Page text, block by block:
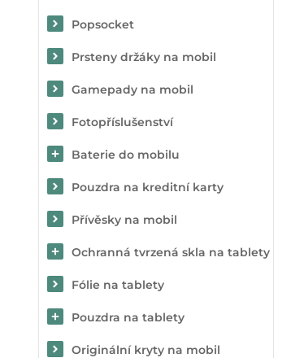
Popsocket
Prsteny držáky na mobil
Gamepady na mobil
Fotopříslušenství
Baterie do mobilu
Pouzdra na kreditní karty
Přívěsky na mobil
Ochranná tvrzená skla na tablety
Fólie na tablety
Pouzdra na tablety
Originální kryty na mobil